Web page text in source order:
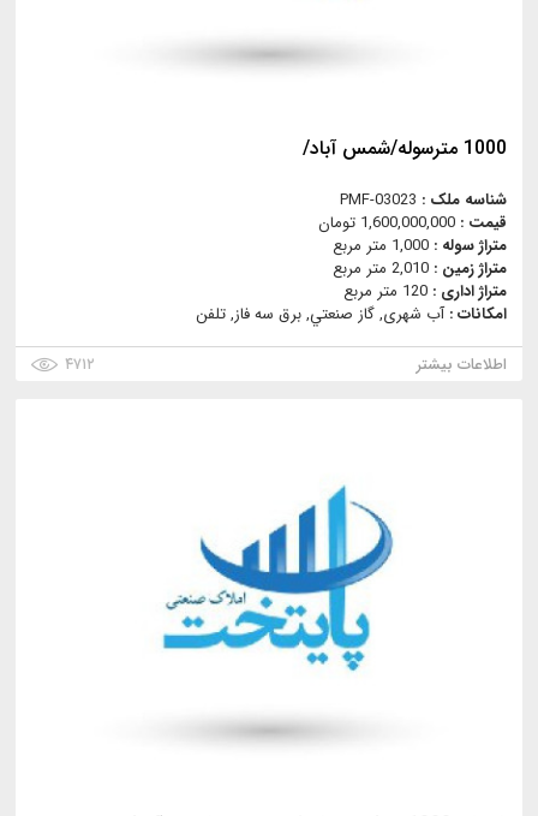
1000 مترسوله/شمس آباد/
شناسه ملک : PMF-03023
قیمت : 1,600,000,000 تومان
متراژ سوله : 1,000 متر مربع
متراژ زمین : 2,010 متر مربع
متراژ اداری : 120 متر مربع
امکانات :آب شهری, گاز صنعتي, برق سه فاز, تلفن
اطلاعات بیشتر
۴۷۱۲